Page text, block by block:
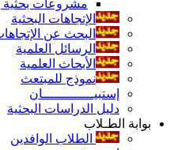
مشروعات بحثية
الإتجاهات البحثية
البحث عن
الرسائل العلمية
الأبحاث العلمية
نموذج للمبتعث
إستبيـــــــــــــان
دليل الدراسات البحثية
بوابة الطـلاب
الطلاب الوافدين